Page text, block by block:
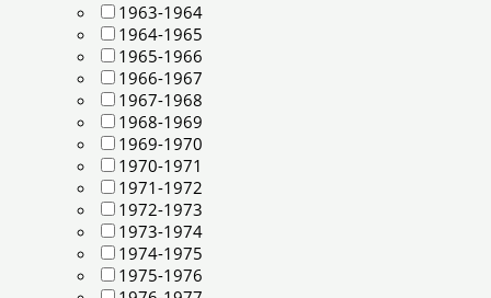
1963-1964
1964-1965
1965-1966
1966-1967
1967-1968
1968-1969
1969-1970
1970-1971
1971-1972
1972-1973
1973-1974
1974-1975
1975-1976